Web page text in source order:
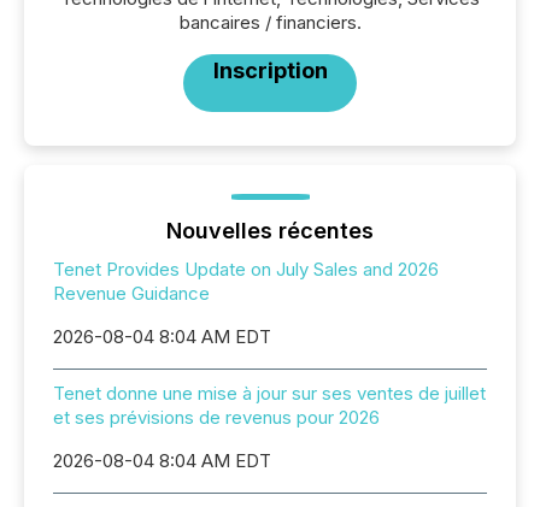
bancaires / financiers.
Inscription
Nouvelles récentes
Tenet Provides Update on July Sales and 2026
Revenue Guidance
2026-08-04 8:04 AM EDT
Tenet donne une mise à jour sur ses ventes de juillet
et ses prévisions de revenus pour 2026
2026-08-04 8:04 AM EDT